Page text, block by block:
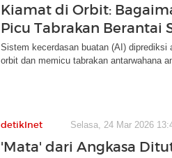
Kiamat di Orbit:
Picu Tabrakan Berantai
Sistem kecerdasan buatan (AI) diprediksi
orbit dan memicu tabrakan antarwahana
detikInet Selasa, 24 Mar 2026
'Mata' dari Angkasa